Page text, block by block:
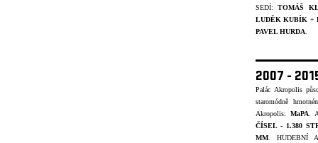
SEDÍ:TOMÁŠ
LUDĚK KUBÍK +
PAVEL HURDA
2007 -
Palác Akropolis
staromódně
Akropolis: MaPA.
ČÍSEL - 1.380
MM . HUDEBNÍ